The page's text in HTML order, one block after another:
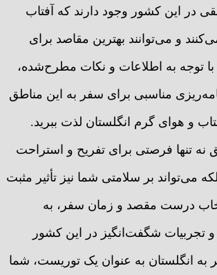
در این کشور وجود دارند که آفتاب
و می‌توانند بهترین مقاصد برای
توجه به اطلاعات و نکات مطرح‌شده،
مناسبی برای سفر به این مناطق
و هوای گرم انگلستان لذت ببرید.
نه تنها فرصتی برای تفریح و استراحت
می‌تواند بر سلامتی شما نیز تأثیر مثبت
درست مقصد و زمان سفر، به
و تجربیات شگفت‌انگیز در این کشور
به انگلستان به عنوان یک توریست، شما